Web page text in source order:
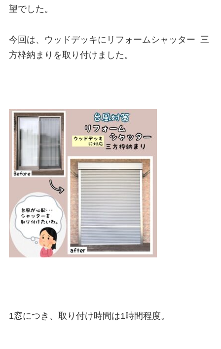
望でした。
今回は、ウッドデッキにリフォームシャッター  三
方枠納まりを取り付けました。
1窓につき、取り付け時間は1時間程度。